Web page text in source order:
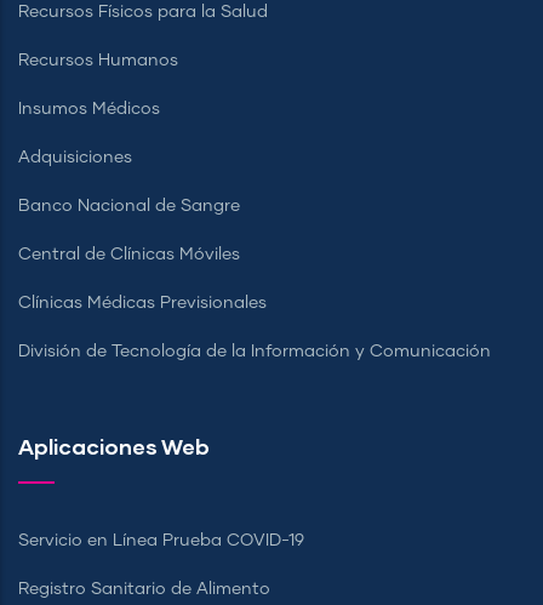
Recursos Físicos para la Salud
Recursos Humanos
Insumos Médicos
Adquisiciones
Banco Nacional de Sangre
Central de Clínicas Móviles
Clínicas Médicas Previsionales
División de Tecnología de la Información y Comunicación
Aplicaciones Web
Servicio en Línea Prueba COVID-19
Registro Sanitario de Alimento